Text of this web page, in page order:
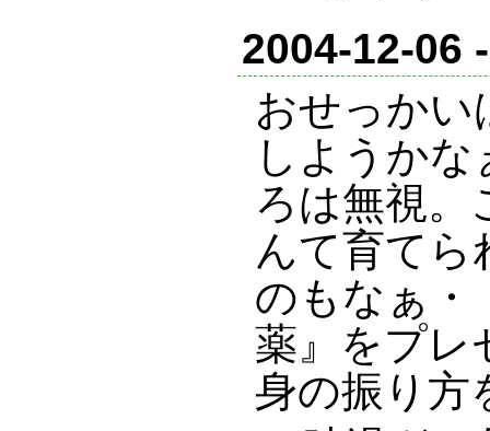
2004-12-06
おせっかい
しようか
ろは無視。
んて育てら
のもなぁ・
薬』をプレ
身の振り方